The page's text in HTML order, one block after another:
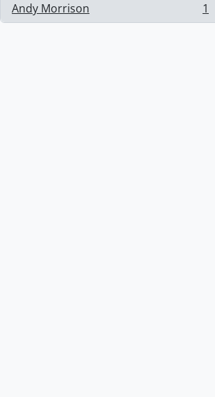
Andy Morrison
, 1 résultats 1